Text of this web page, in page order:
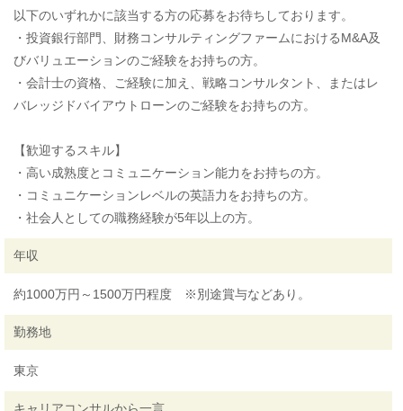
以下のいずれかに該当する方の応募をお待ちしております。
・投資銀行部門、財務コンサルティングファームにおけるM&A及
びバリュエーションのご経験をお持ちの方。
・会計士の資格、ご経験に加え、戦略コンサルタント、またはレ
バレッジドバイアウトローンのご経験をお持ちの方。
【歓迎するスキル】
・高い成熟度とコミュニケーション能力をお持ちの方。
・コミュニケーションレベルの英語力をお持ちの方。
・社会人としての職務経験が5年以上の方。
年収
約1000万円～1500万円程度 ※別途賞与などあり。
勤務地
東京